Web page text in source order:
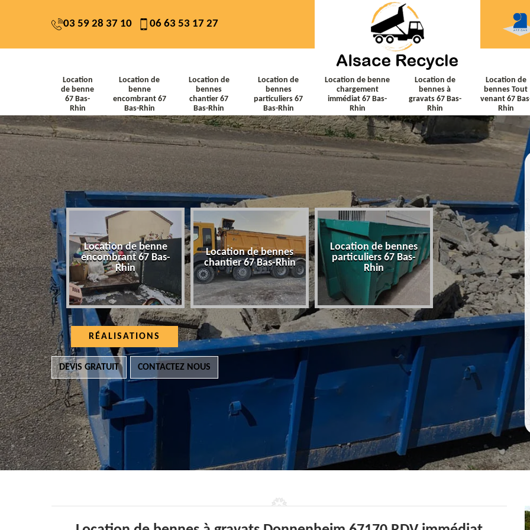
03 59 28 37 10 06 63 53 17 27
Location
de benne
67 Bas-
Rhin
Location de
benne
encombrant 67
Bas-Rhin
Location de
bennes
chantier 67
Bas-Rhin
Location de
bennes
particuliers 67
Bas-Rhin
Location de benne
chargement
immédiat 67 Bas-
Rhin
Location de
bennes à
gravats 67 Bas-
Rhin
Location de
bennes Tout
venant 67
Rhin
benne 67
Location de benne
encombrant 67 Bas-
Rhin
Location de bennes
chantier 67 Bas-Rhin
Location de bennes
particuliers 67 Bas-
Rhin
Location de
chargement
67 Bas-Rhin
RÉALISATIONS
DEVIS GRATUIT CONTACTEZ NOUS